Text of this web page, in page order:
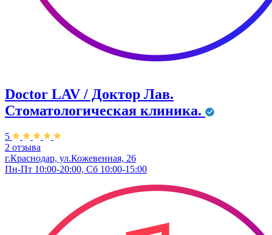
Doctor LAV / Доктор Лав.
Стоматологическая клиника.
5
2 отзыва
г.Краснодар, ул.Кожевенная, 26
Пн-Пт 10:00-20:00, Сб 10:00-15:00